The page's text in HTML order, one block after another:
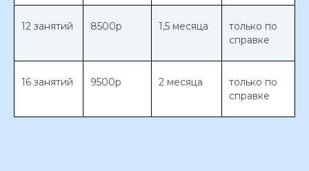
12 занятий 8500р 1,5 месяца
только по
справке
16 занятий 9500р 2 месяца
только по
справке